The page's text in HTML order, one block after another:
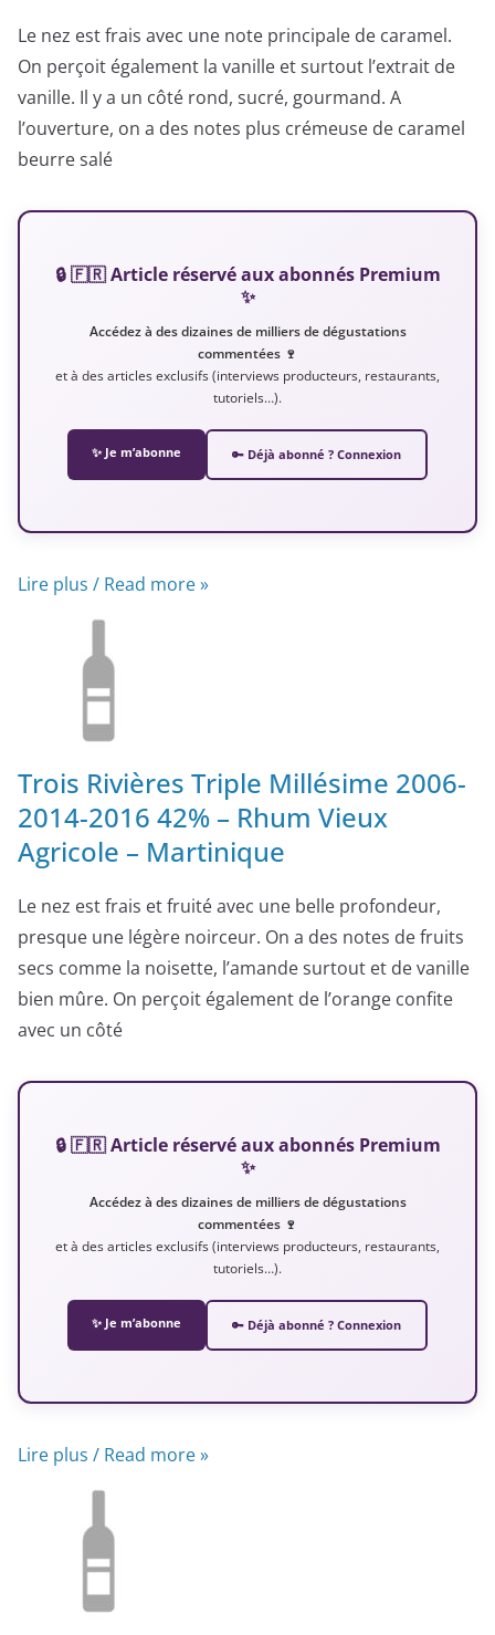
Le nez est frais avec une note principale de caramel.
On perçoit également la vanille et surtout l’extrait de
vanille. Il y a un côté rond, sucré, gourmand. A
l’ouverture, on a des notes plus crémeuse de caramel
beurre salé
🔒 🇫🇷 Article réservé aux abonnés Premium
✨
Accédez à des dizaines de milliers de dégustations
commentées 🍷
et à des articles exclusifs (interviews producteurs, restaurants,
tutoriels…).
✨ Je m’abonne 🔑 Déjà abonné ? Connexion
Lire plus / Read more »
Trois Rivières Triple Millésime 2006-
2014-2016 42% – Rhum Vieux
Agricole – Martinique
Le nez est frais et fruité avec une belle profondeur,
presque une légère noirceur. On a des notes de fruits
secs comme la noisette, l’amande surtout et de vanille
bien mûre. On perçoit également de l’orange confite
avec un côté
🔒 🇫🇷 Article réservé aux abonnés Premium
✨
Accédez à des dizaines de milliers de dégustations
commentées 🍷
et à des articles exclusifs (interviews producteurs, restaurants,
tutoriels…).
✨ Je m’abonne 🔑 Déjà abonné ? Connexion
Lire plus / Read more »